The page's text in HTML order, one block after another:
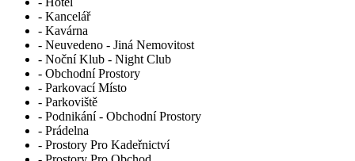
- Kancelář
- Kavárna
- Neuvedeno - Jiná Nemovitost
- Noční Klub - Night Club
- Obchodní Prostory
- Parkovací Místo
- Parkoviště
- Podnikání - Obchodní Prostory
- Prádelna
- Prostory Pro Kadeřnictví